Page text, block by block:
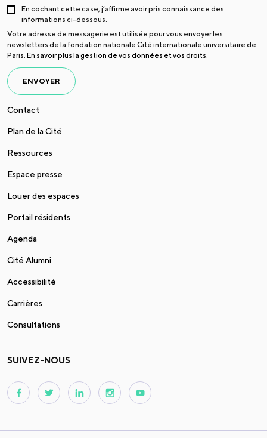
En cochant cette case, j’affirme avoir pris connaissance des
informations ci-dessous.
Votre adresse de messagerie est utilisée pour vous envoyer les
newsletters de la fondation nationale Cité internationale universitaire de
Paris. En savoir plus la gestion de vos données et vos droits.
ENVOYER
Contact
Plan de la Cité
Ressources
Espace presse
Louer des espaces
Portail résidents
Agenda
Cité Alumni
Accessibilité
Carrières
Consultations
SUIVEZ-NOUS